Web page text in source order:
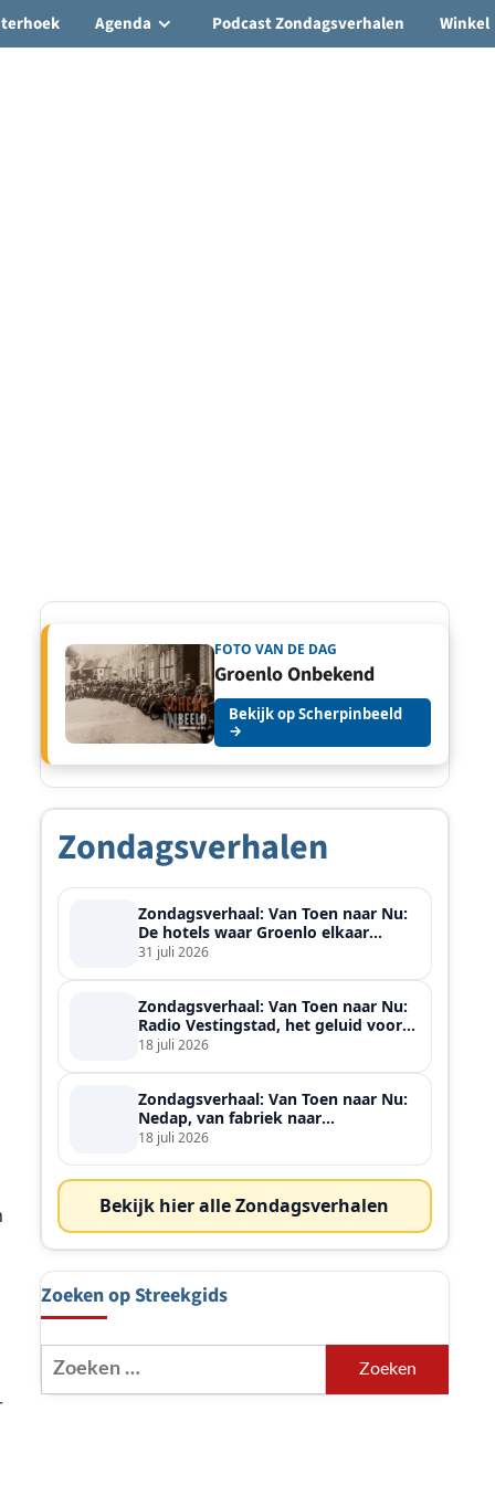
Agenda Podcast Zondagsverhalen Winkel
FOTO VAN DE DAG
Groenlo Onbekend
Bekijk op Scherpinbeeld
→
Zondagsverhalen
Zondagsverhaal: Van Toen naar Nu:
De hotels waar Groenlo elkaar
ontmoette
31 juli 2026
Zondagsverhaal: Van Toen naar Nu:
Radio Vestingstad, het geluid voor
heel de streek
18 juli 2026
Zondagsverhaal: Van Toen naar Nu:
Nedap, van fabriek naar
wereldspeler
18 juli 2026
Bekijk hier alle Zondagsverhalen
Zoeken op Streekgids
Zoeken
naar: